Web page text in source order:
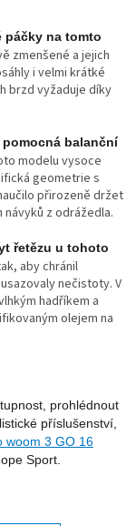
páčky na tomto
zmenšené a jejich
i velmi krátké
brzd vyžaduje díky
balanční
modelu vysoce
geometrie s
přirozeně držet
z odrážedla.
řetězu u tohoto
aby chránil
nečistoty. V
hadříkem a
olejem na
prohlédnout
příslušenství,
woom 3 GO 16
Sport.